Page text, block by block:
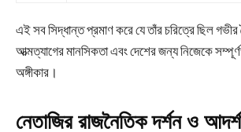
এই সব সিদ্ধান্ত প্রমাণ করে যে তাঁর চরিত্রে ছিল
আত্মত্যাগের মানসিকতা এবং দেশের জন্য নিজেকে
অঙ্গীকার।
নেতাজির রাজনৈতিক দর্শন ও আদর্শ